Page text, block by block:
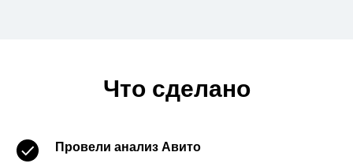
Что сделано
Провели анализ Авито